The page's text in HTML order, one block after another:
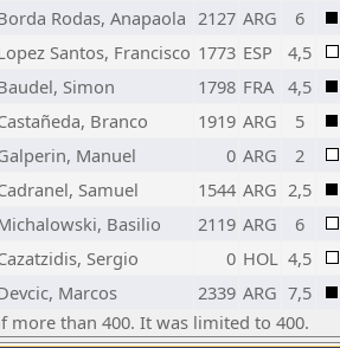
Rodas, Anapaola 2127 ARG
6
Santos, Francisco 1773 ESP
4,5
Simon 1798 FRA 4,5
Branco 1919 ARG
5
Manuel 0 ARG
2
Samuel 1544 ARG 2,5
Basilio 2119 ARG
6
Sergio 0 HOL 4,5
Marcos 2339 ARG 7,5
more than 400. It was limited to 400.